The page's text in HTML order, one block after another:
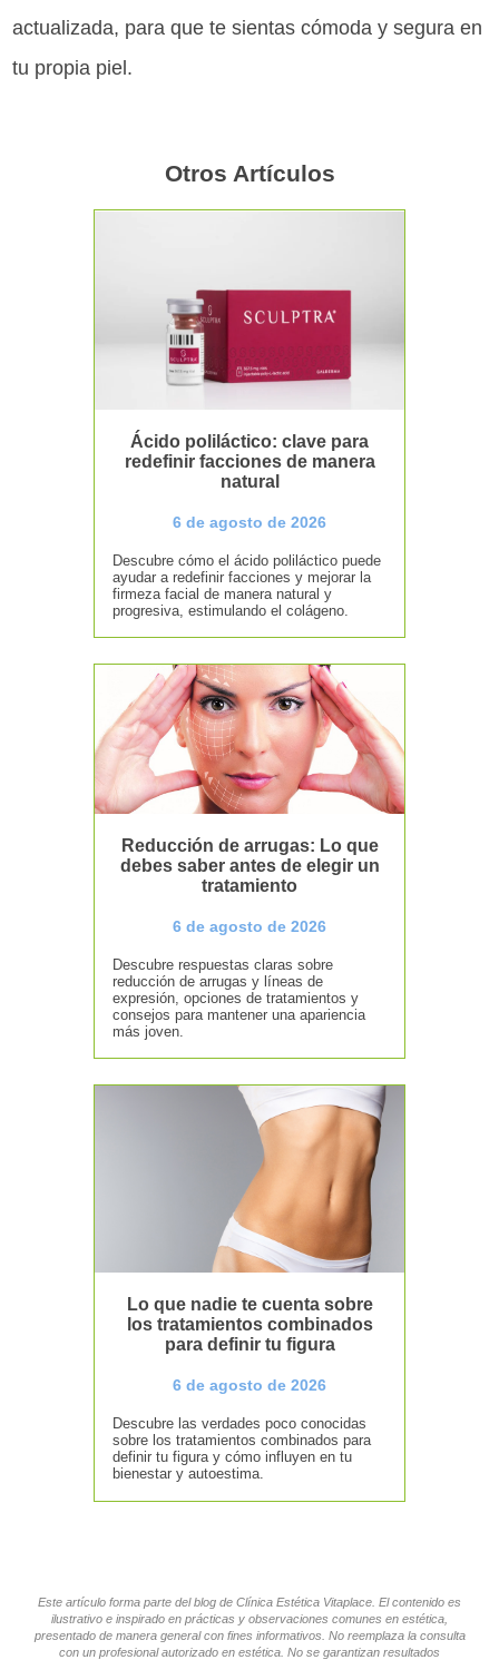
actualizada, para que te sientas cómoda y segura en
tu propia piel.
Otros Artículos
Ácido poliláctico: clave para
redefinir facciones de manera
natural
6 de agosto de 2026
Descubre cómo el ácido poliláctico puede
ayudar a redefinir facciones y mejorar la
firmeza facial de manera natural y
progresiva, estimulando el colágeno.
Reducción de arrugas: Lo que
debes saber antes de elegir un
tratamiento
6 de agosto de 2026
Descubre respuestas claras sobre
reducción de arrugas y líneas de
expresión, opciones de tratamientos y
consejos para mantener una apariencia
más joven.
Lo que nadie te cuenta sobre
los tratamientos combinados
para definir tu figura
6 de agosto de 2026
Descubre las verdades poco conocidas
sobre los tratamientos combinados para
definir tu figura y cómo influyen en tu
bienestar y autoestima.
Este artículo forma parte del blog de Clínica Estética Vitaplace. El contenido es
ilustrativo e inspirado en prácticas y observaciones comunes en estética,
presentado de manera general con fines informativos. No reemplaza la consulta
con un profesional autorizado en estética. No se garantizan resultados